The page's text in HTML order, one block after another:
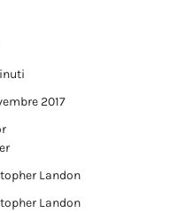
2017
Landon
Landon